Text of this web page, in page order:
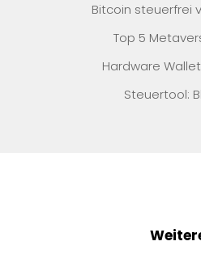
Bitcoin steuerfrei
Top 5
Hardware
Steuertool: